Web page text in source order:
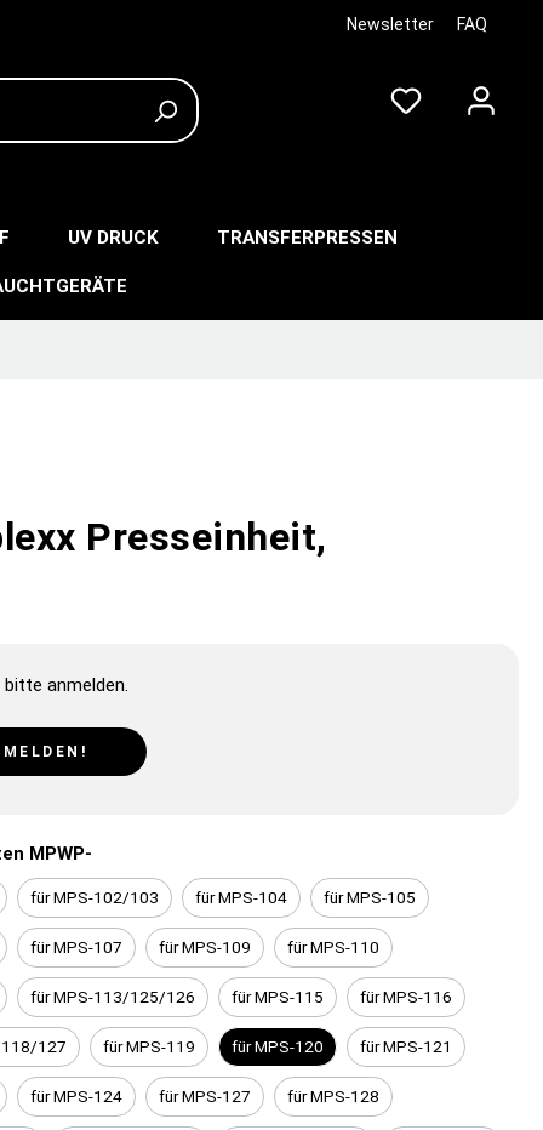
Newsletter FAQ
UV DRUCK TRANSFERPRESSEN
Presseinheit,
bitte anmelden.
MPWP-
für MPS-102/103 für MPS-104 für MPS-105
für MPS-107 für MPS-109 für MPS-110
für MPS-113/125/126 für MPS-115 für MPS-116
127 für MPS-119 für MPS-120 für MPS-121
für MPS-124 für MPS-127 für MPS-128